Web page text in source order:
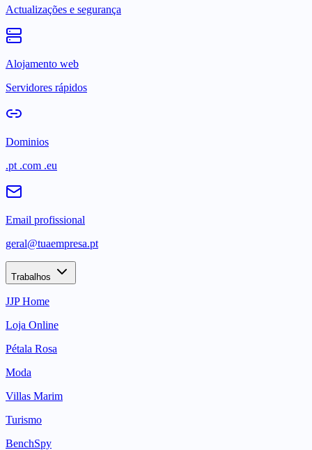
Actualizações e segurança
Alojamento web
Servidores rápidos
Dominios
.pt .com .eu
Email profissional
geral@tuaempresa.pt
Trabalhos
JJP Home
Loja Online
Pétala Rosa
Moda
Villas Marim
Turismo
BenchSpy